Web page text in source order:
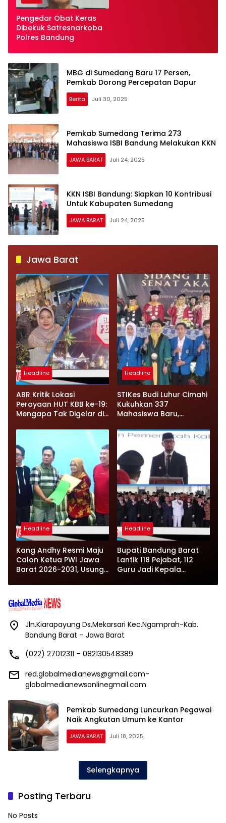
Pengedar Obat Keras
Dibekuk Satresnarkoba
Polres Bandung
MBG di Sumedang Baru 17 Persen,
Pemkab Dorong Percepatan Dapur
Berita Juli 30, 2025
Pemkab Sumedang Terima 273
Mahasiswa ISBI Bandung Melakukan KKN
JAWA BARAT Juli 24, 2025
KKN ISBI Bandung: Siapkan 10 Kontribusi
Untuk Kabupaten Sumedang
JAWA BARAT Juli 24, 2025
Jawa Barat
Headline
ABR Kritik Lokasi
Perayaan HUT KBB ke-19:
Mengapa Tak Digelar di
Headline
STIKes Budi Luhur Cimahi
Kukuhkan 337
Mahasiswa Baru,
Internasional hingga
Student Exchange ke
Filipina
Headline
Kang Andhy Resmi Maju
Calon Ketua PWI Jawa
Barat 2026-2031, Usung
Headline
Bupati Bandung Barat
Lantik 118 Pejabat, 112
Guru Jadi Kepala
Jln.Kiarapayung Ds.Mekarsari Kec.Ngamprah-Kab.
Bandung Barat – Jawa Barat
(022) 27012311 – 082130548389
red.globalmedianews@gmail.com-
globalmedianewsonlinegmail.com
Pemkab Sumedang Luncurkan Pegawai
Naik Angkutan Umum ke Kantor
JAWA BARAT Juli 18, 2025
Selengkapnya
Posting Terbaru
No Posts